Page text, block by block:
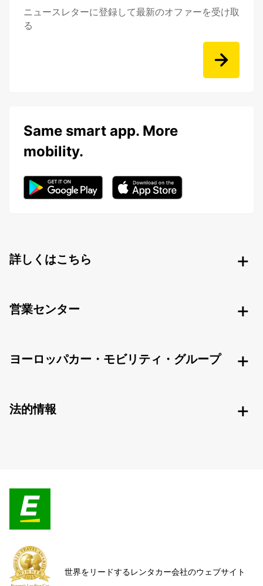
ニュースレターに登録して最新のオファーを受け取
る
Same smart app. More
mobility.
詳しくはこちら
営業センター
ヨーロッパカー・モビリティ・グループ
法的情報
世界をリードするレンタカー会社のウェブサイト